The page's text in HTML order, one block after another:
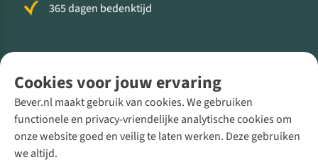
Cookies voor jouw ervaring
Bever.nl maakt gebruik van cookies. We gebruiken
functionele en privacy-vriendelijke analytische cookies om
onze website goed en veilig te laten werken. Deze gebruiken
we altijd.
365 dagen bedenktijd
Direct advies van een Buitenexpert